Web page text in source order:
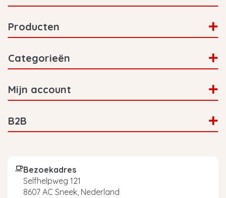
Producten
Categorieën
Mijn account
B2B
Bezoekadres
Selfhelpweg 121
8607 AC Sneek, Nederland